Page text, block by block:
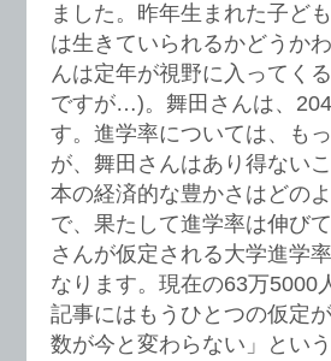
ました。昨年生まれた子ど
は生きていられるかどうか
んは定年が視野に入ってく
ですが…)。舞田さんは、
す。進学率については、も
が、舞田さんはあり得ない
本の経済的な豊かさはどの
で、果たして進学率は伸び
さんが仮定される大学進学
なります。現在の63万5000
記事にはもうひとつの仮定
数が今と変わらない」とい